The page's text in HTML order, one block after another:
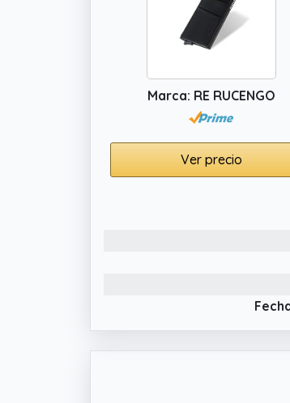
Marca: RE RUCENGO
Ver precio